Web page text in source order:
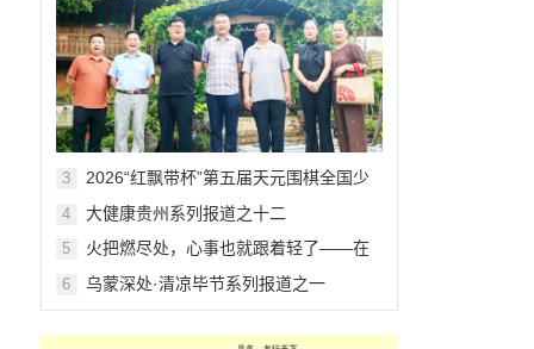
3
​​​​​​​2026“红飘带杯”第五届天元围棋全国少
4 大健康贵州系列报道之十二
5
火把燃尽处，心事也就跟着轻了——在
6 乌蒙深处·清凉毕节系列报道之一